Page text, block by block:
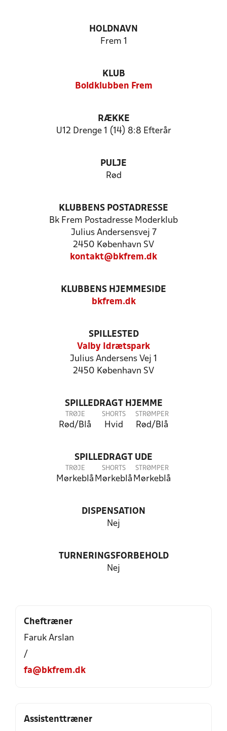
HOLDNAVN
Frem 1
KLUB
Boldklubben Frem
RÆKKE
U12 Drenge 1 (14) 8:8 Efterår
PULJE
Rød
KLUBBENS POSTADRESSE
Bk Frem Postadresse Moderklub
Julius Andersensvej 7
2450 København SV
kontakt@bkfrem.dk
KLUBBENS HJEMMESIDE
bkfrem.dk
SPILLESTED
Valby Idrætspark
Julius Andersens Vej 1
2450 København SV
SPILLEDRAGT HJEMME
TRØJE
Rød/Blå
SHORTS
Hvid
STRØMPER
Rød/Blå
SPILLEDRAGT UDE
TRØJE
Mørkeblå
SHORTS
Mørkeblå
STRØMPER
Mørkeblå
DISPENSATION
Nej
TURNERINGSFORBEHOLD
Nej
Cheftræner
Faruk Arslan
/
fa@bkfrem.dk
Assistenttræner